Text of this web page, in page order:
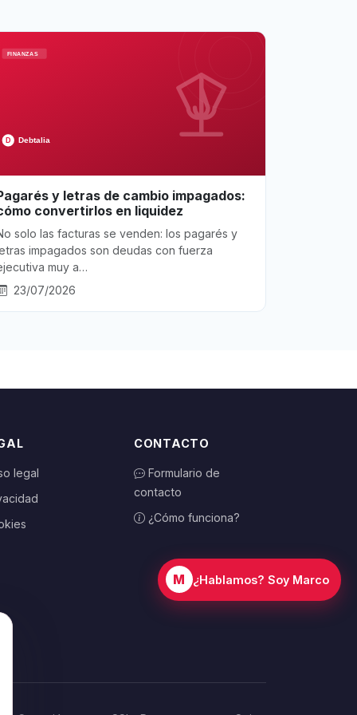
y letras de cambio impagados:
convertirlos en liquidez
solo las facturas se venden: los pagarés y
impagados son deudas con fuerza
muy a…
23/07/2026
legal
CONTACTO
Formulario de
contacto
¿Cómo funciona?
M ¿Hablamos? Soy Marco